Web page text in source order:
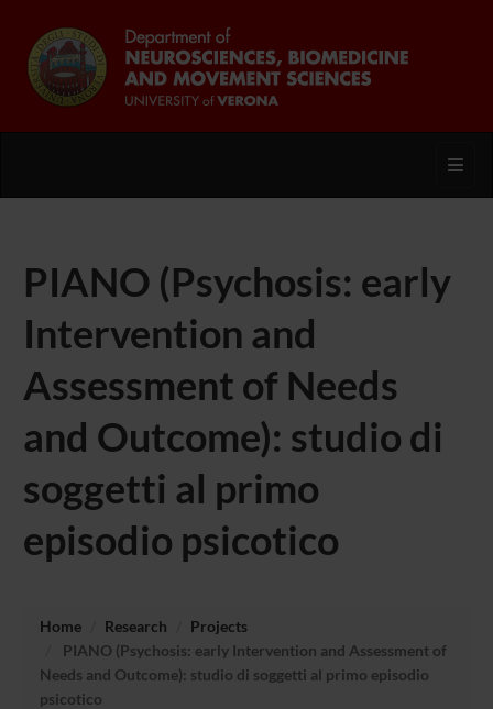
PIANO (Psychosis: early
Intervention and
Assessment of Needs
and Outcome): studio di
soggetti al primo
episodio psicotico
Home Research
Projects
PIANO (Psychosis: early Intervention and Assessment of
Needs and Outcome): studio di soggetti al primo episodio
psicotico